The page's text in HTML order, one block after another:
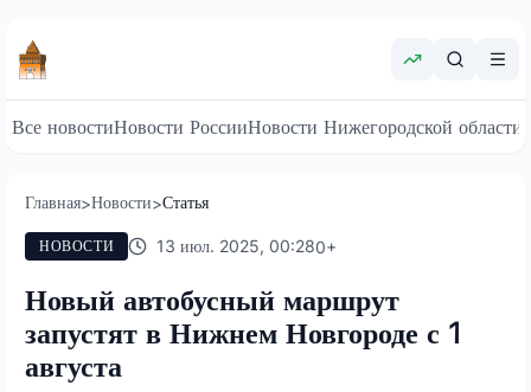
Все новостиНовости РоссииНовости Нижегородской области
Главная>Новости>Статья
НОВОСТИ 13 июл. 2025, 00:280+
Новый автобусный маршрут
запустят в Нижнем Новгороде с 1
августа